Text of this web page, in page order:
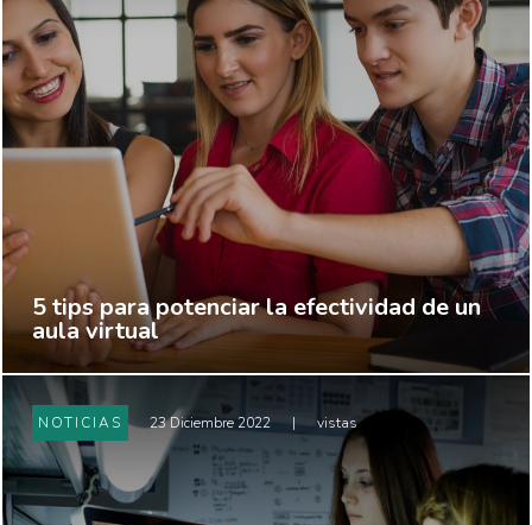
5 tips para potenciar la efectividad de un
aula virtual
NOTICIAS 23 Diciembre 2022 | vistas